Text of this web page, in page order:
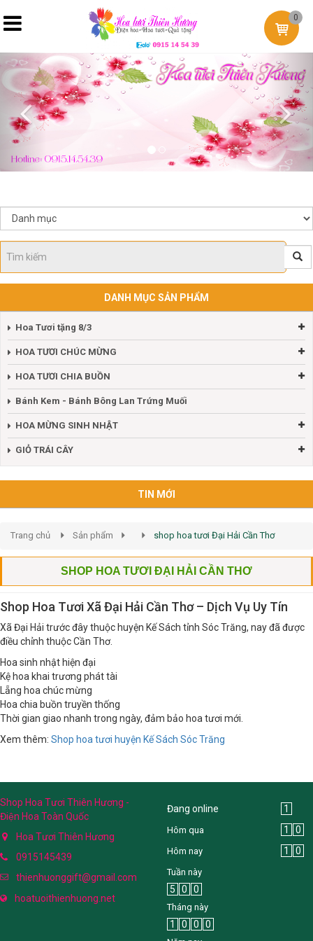
0
Previous
DANH MỤC SẢN PHẨM
Hoa Tươi tặng 8/3
HOA TƯƠI CHÚC MỪNG
HOA TƯƠI CHIA BUỒN
Bánh Kem - Bánh Bông Lan Trứng Muối
HOA MỪNG SINH NHẬT
GIỎ TRÁI CÂY
TIN MỚI
Trang chủ Sản phẩm shop hoa tươi Đại Hải Cần Thơ
SHOP HOA TƯƠI ĐẠI HẢI CẦN THƠ
Shop Hoa Tươi Xã Đại Hải Cần Thơ – Dịch Vụ Uy Tín
Xã Đại Hải trước đây thuộc huyện Kế Sách tỉnh Sóc Trăng, nay đã được
điều chỉnh thuộc Cần Thơ.
Hoa sinh nhật hiện đại
Kệ hoa khai trương phát tài
Lẵng hoa chúc mừng
Hoa chia buồn truyền thống
Thời gian giao nhanh trong ngày, đảm bảo hoa tươi mới.
Xem thêm: Shop hoa tươi huyện Kế Sách Sóc Trăng
Shop Hoa Tươi Thiên Hương -
Điện Hoa Toàn Quốc
Hoa Tươi Thiên Hương
0915145439
thienhuonggift@gmail.com
hoatuoithienhuong.net
Đang online 1
Hôm qua 1 0
Hôm nay 1 0
Tuần này
5 0 0
Tháng này
1 0 0 0